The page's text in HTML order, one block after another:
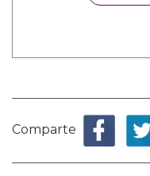
Comparte